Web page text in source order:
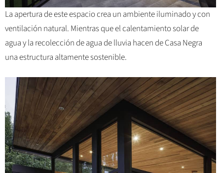
La apertura de este espacio crea un ambiente iluminado y con
ventilación natural. Mientras que el calentamiento solar de
agua y la recolección de agua de lluvia hacen de Casa Negra
una estructura altamente sostenible.